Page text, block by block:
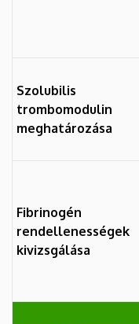
Szolubilis
trombomodulin
meghatározása
Fibrinogén
rendellenességek
kivizsgálása